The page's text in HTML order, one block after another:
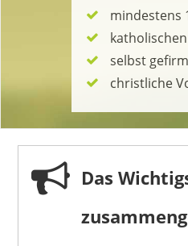
mindestens
selbst
christliche
Das